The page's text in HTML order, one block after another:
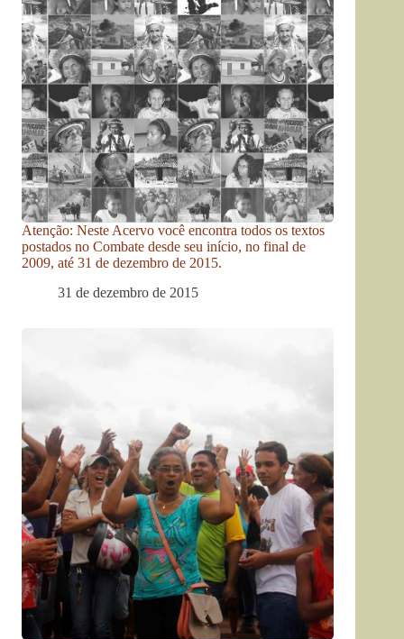
Atenção: Neste Acervo você encontra todos os textos
postados no Combate desde seu início, no final de
2009, até 31 de dezembro de 2015.
31 de dezembro de 2015